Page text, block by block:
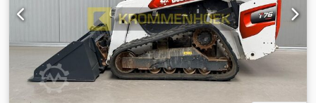
= - Faro(s) de trabajo - Suspensión del brazo - Orugas de
goma - Gran caudal - Acoplamiento rápido hidráulico - Luz
de señalización - Dos velocidades = Observaciones = Tren
motriz Nivel (Tier): Stage V / Tier IV final General País de
fabricación: EE. UU. Estado Tipo CE: CE Chjdpfx Adexn S N
Re Sea Acoplamiento rápido hidráulico, 2 velocidades,
pantalla grande, cámara de marcha atrás, aire